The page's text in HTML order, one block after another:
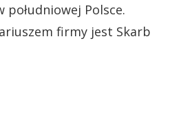
południowej Polsce.
firmy jest Skarb